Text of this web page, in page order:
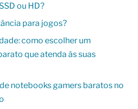
ou HD?
para jogos?
como escolher um
que atenda às suas
notebooks gamers baratos no